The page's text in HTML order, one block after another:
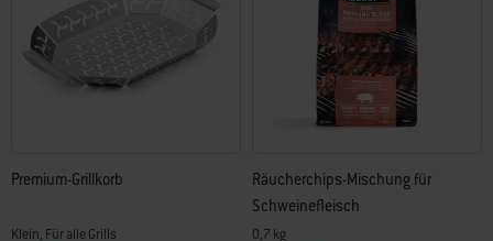
Premium-Grillkorb
Klein, Für alle Grills
Räucherchips-Mischung für
Schweinefleisch
0,7 kg